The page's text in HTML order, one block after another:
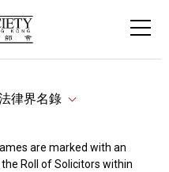
律界名錄
are marked with an
Roll of Solicitors within